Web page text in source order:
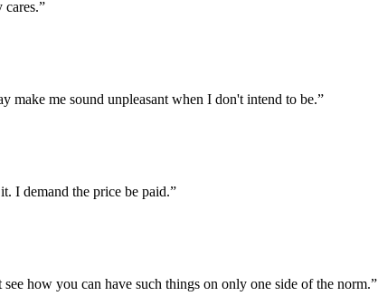
cares.”
me sound unpleasant when I don't intend to be.”
I demand the price be paid.”
how you can have such things on only one side of the norm.”